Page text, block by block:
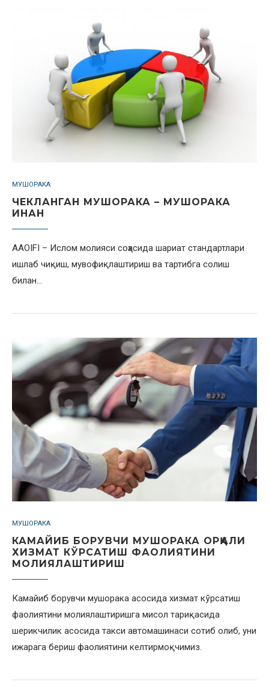
МУШОРАКА
ЧЕКЛАНГАН МУШОРАКА – МУШОРАКА
ИНАН
AAOIFI – Ислом молияси соҳасида шариат стандартлари
ишлаб чиқиш, мувофиқлаштириш ва тартибга солиш
билан…
МУШОРАКА
КАМАЙИБ БОРУВЧИ МУШОРАКА ОРҚАЛИ
ХИЗМАТ КЎРСАТИШ ФАОЛИЯТИНИ
МОЛИЯЛАШТИРИШ
Камайиб борувчи мушорака асосида хизмат кўрсатиш
фаолиятини молиялаштиришга мисол тариқасида
шерикчилик асосида такси автомашинаси сотиб олиб, уни
ижарага бериш фаолиятини келтирмоқчимиз.